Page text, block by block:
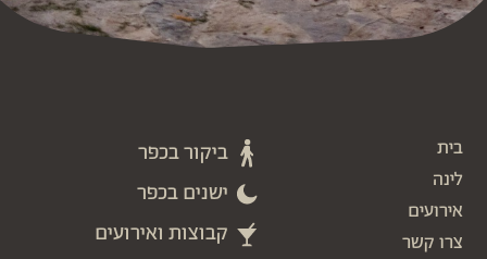
ביקור בכפר
ישנים בכפר
קבוצות ואירועים
בית
לינה
אירועים
צרו קשר